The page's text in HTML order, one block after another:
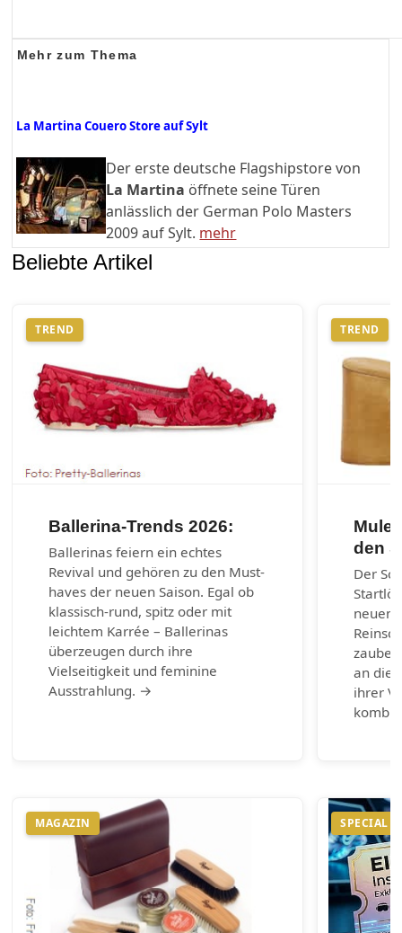
Mehr zum Thema
La Martina Couero Store auf Sylt
Der erste deutsche Flagshipstore von
La Martina öffnete seine Türen
anlässlich der German Polo Masters
2009 auf Sylt. mehr
Beliebte Artikel
TREND
Ballerina-Trends 2026:
Ballerinas feiern ein echtes
Revival und gehören zu den Must-
haves der neuen Saison. Egal ob
klassisch-rund, spitz oder mit
leichtem Karrée – Ballerinas
überzeugen durch ihre
Vielseitigkeit und feminine
Ausstrahlung. →
TREND
den
Der
neuen
an die
ihrer
MAGAZIN SPECIAL